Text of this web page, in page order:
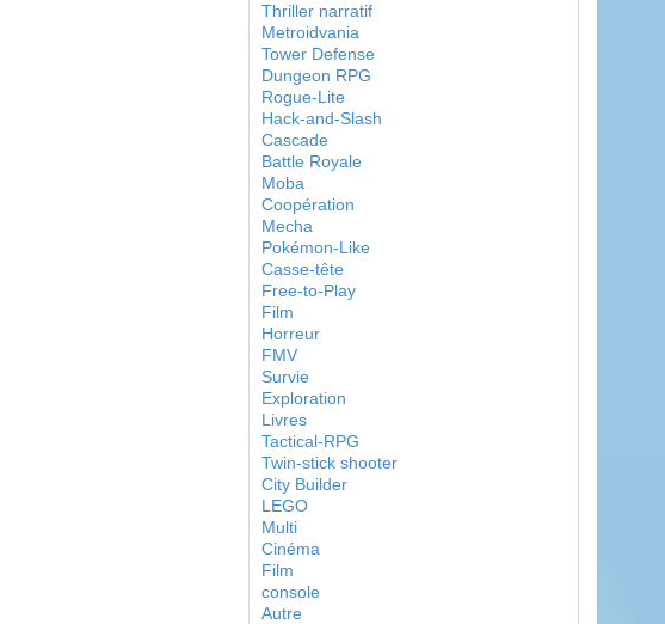
Thriller narratif
Metroidvania
Tower Defense
Dungeon RPG
Rogue-Lite
Hack-and-Slash
Cascade
Battle Royale
Moba
Coopération
Mecha
Pokémon-Like
Casse-tête
Free-to-Play
Film
Horreur
FMV
Survie
Exploration
Livres
Tactical-RPG
Twin-stick shooter
City Builder
LEGO
Multi
Cinéma
Film
console
Autre